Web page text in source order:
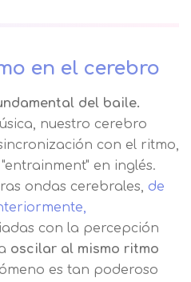
en el cerebro
del baile.
nuestro cerebro
con el ritmo,
en inglés.
ondas cerebrales, de
con la percepción
oscilar al mismo ritmo
es tan poderoso